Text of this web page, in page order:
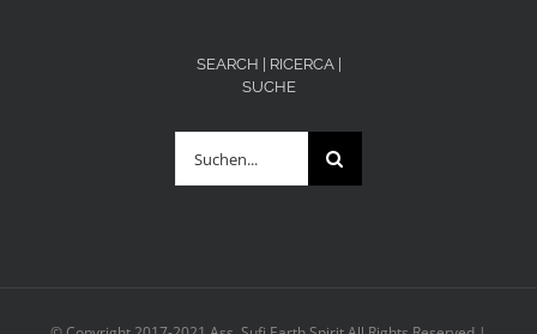
SEARCH | RICERCA |
SUCHE
Suche
nach: